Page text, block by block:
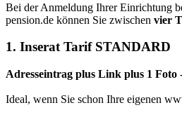
Bei der Anmeldung Ihrer Einrichtung
pension.de können Sie zwischen vier
1. Inserat Tarif STANDARD
Adresseintrag plus Link plus 1 Foto
Ideal, wenn Sie schon Ihre eigenen